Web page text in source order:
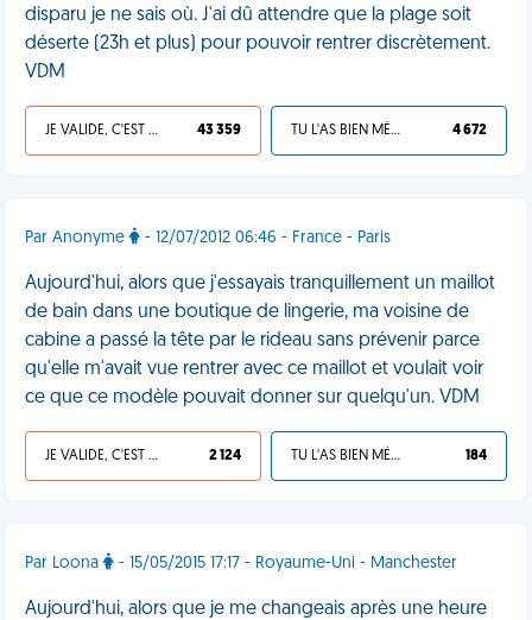
disparu je ne sais où. J'ai dû attendre que la plage soit
déserte (23h et plus) pour pouvoir rentrer discrètement.
VDM
JE VALIDE, C'EST UNE VDM 43 359 TU L'AS BIEN MÉRITÉ 4 672
Par Anonyme - 12/07/2012 06:46 - France - Paris
Aujourd'hui, alors que j'essayais tranquillement un maillot
de bain dans une boutique de lingerie, ma voisine de
cabine a passé la tête par le rideau sans prévenir parce
qu'elle m'avait vue rentrer avec ce maillot et voulait voir
ce que ce modèle pouvait donner sur quelqu'un. VDM
JE VALIDE, C'EST UNE VDM 2 124 TU L'AS BIEN MÉRITÉ 184
Par Loona - 15/05/2015 17:17 - Royaume-Uni - Manchester
Aujourd'hui, alors que je me changeais après une heure